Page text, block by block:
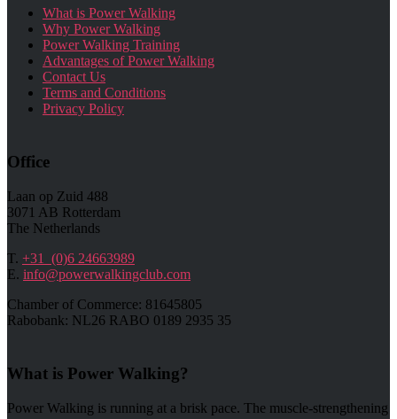
What is Power Walking
Why Power Walking
Power Walking Training
Advantages of Power Walking
Contact Us
Terms and Conditions
Privacy Policy
Office
Laan op Zuid 488
3071 AB Rotterdam
The Netherlands
T. +31 (0)6 24663989
E. info@powerwalkingclub.com
Chamber of Commerce: 81645805
Rabobank: NL26 RABO 0189 2935 35
What is Power Walking?
Power Walking is running at a brisk pace. The muscle-strengthening